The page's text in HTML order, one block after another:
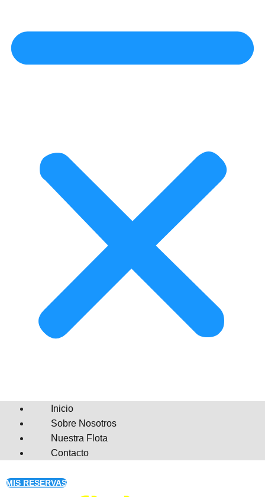
Inicio
Sobre Nosotros
Nuestra Flota
Contacto
MIS RESERVAS